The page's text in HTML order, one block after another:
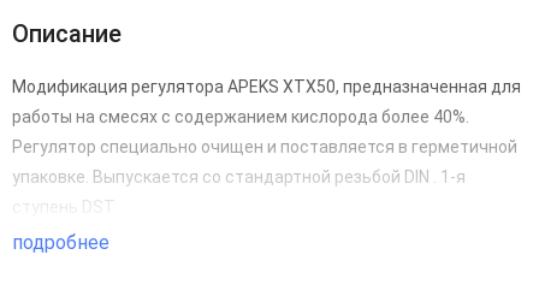
Описание
Модификация регулятора APEKS XTX50, предназначенная для
работы на смесях с содержанием кислорода более 40%.
Регулятор специально очищен и поставляется в герметичной
упаковке. Выпускается со стандартной резьбой DIN . 1-я
ступень DST
подробнее